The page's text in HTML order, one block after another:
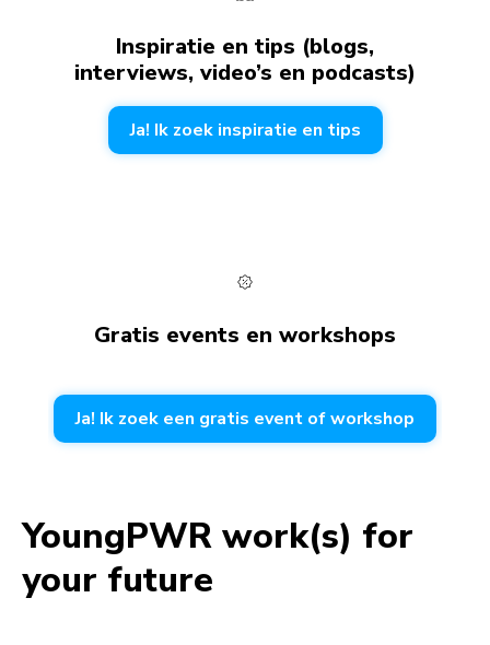
Inspiratie en tips (blogs,
interviews, video’s en podcasts)
Ja! Ik zoek inspiratie en tips
Gratis events en workshops
Ja! Ik zoek een gratis event of workshop
YoungPWR work(s) for
your future